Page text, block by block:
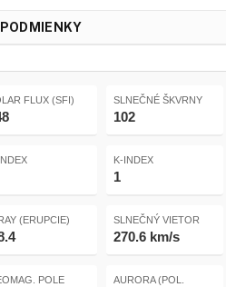
FLUX (SFI) SLNEČNÉ ŠKVRNY
102
K-INDEX
1
(ERUPCIE) SLNEČNÝ VIETOR
270.6 km/s
POLE
AURORA (POL.